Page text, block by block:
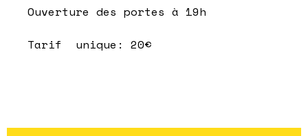
Ouverture des portes à 19h
Tarif unique: 20€